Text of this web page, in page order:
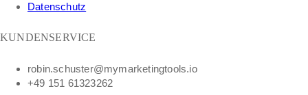
Datenschutz
KUNDENSERVICE
robin.schuster@mymarketingtools.io
+49 151 61323262